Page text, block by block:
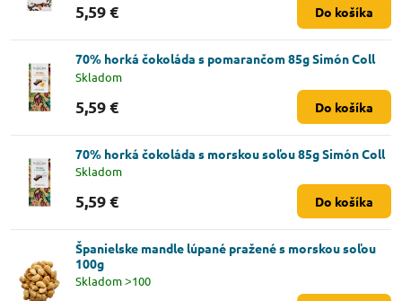
5,59 € Do košíka
70% horká čokoláda s pomarančom 85g Simón Coll
Skladom
5,59 € Do košíka
70% horká čokoláda s morskou soľou 85g Simón Coll
Skladom
5,59 € Do košíka
Španielske mandle lúpané pražené s morskou soľou
100g
Skladom ˃100